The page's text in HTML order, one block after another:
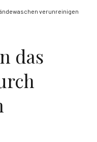
verunreinigen
das